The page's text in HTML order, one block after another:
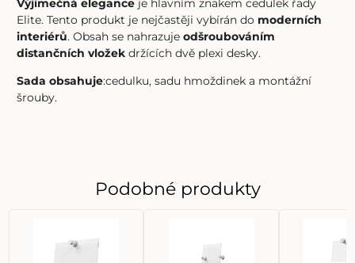
Výjimečná elegance je hlavním znakem cedulek řady
Elite. Tento produkt je nejčastěji vybírán do moderních
interiérů. Obsah se nahrazujeodšroubováním
distančních vložek držících dvě plexi desky.
Sada obsahuje:cedulku, sadu hmoždinek a montážní
šrouby.
Podobné produkty